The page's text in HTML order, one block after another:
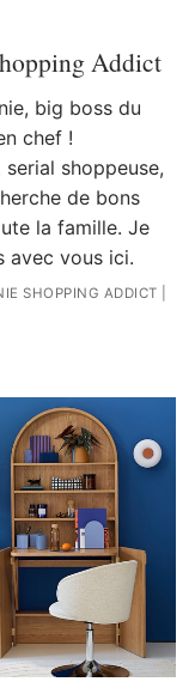
Addict
big boss du
chef !
shoppeuse,
de bons
la famille. Je
avec vous ici.
SHOPPING ADDICT